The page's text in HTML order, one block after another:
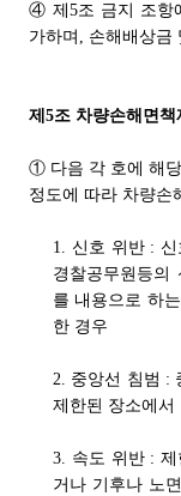
④ 제5조 금지 조항
가하며, 손해배상금
제5조 차량손해면
① 다음 각 호에 해
정도에 따라 차량손
1. 신호 위반 :
경찰공무원등의
를 내용으로 하
한 경우
2. 중앙선 침범 :
제한된 장소에서
3. 속도 위반 :
거나 기후나 노